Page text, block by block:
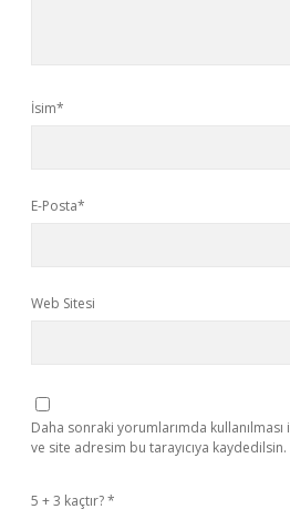
İsim*
E-Posta*
Web Sitesi
Daha sonraki yorumlarımda
ve site adresim bu tarayıcıya kaydedilsin.
5 + 3 kaçtır?*